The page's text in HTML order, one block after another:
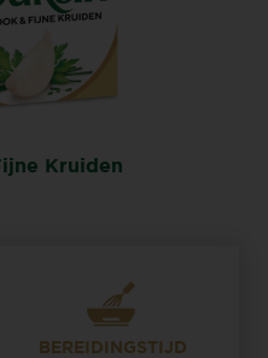
Kruiden
BEREIDINGSTIJD